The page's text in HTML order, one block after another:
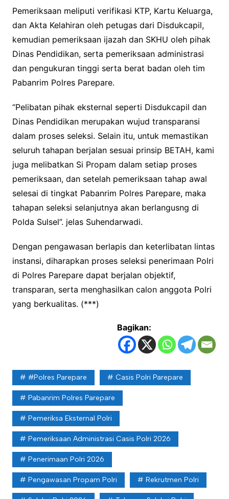
Pemeriksaan meliputi verifikasi KTP, Kartu Keluarga,
dan Akta Kelahiran oleh petugas dari Disdukcapil,
kemudian pemeriksaan ijazah dan SKHU oleh pihak
Dinas Pendidikan, serta pemeriksaan administrasi
dan pengukuran tinggi serta berat badan oleh tim
Pabanrim Polres Parepare.
“Pelibatan pihak eksternal seperti Disdukcapil dan
Dinas Pendidikan merupakan wujud transparansi
dalam proses seleksi. Selain itu, untuk memastikan
seluruh tahapan berjalan sesuai prinsip BETAH, kami
juga melibatkan Si Propam dalam setiap proses
pemeriksaan, dan setelah pemeriksaan tahap awal
selesai di tingkat Pabanrim Polres Parepare, maka
tahapan seleksi selanjutnya akan berlangusng di
Polda Sulsel”. jelas Suhendarwadi.
Dengan pengawasan berlapis dan keterlibatan lintas
instansi, diharapkan proses seleksi penerimaan Polri
di Polres Parepare dapat berjalan objektif,
transparan, serta menghasilkan calon anggota Polri
yang berkualitas. (***)
Bagikan:
#Polres Parepare Casis Polri Parepare
Pabanrim Polres Parepare
Pemeriksa Eksternal Polri
Pemeriksaan Administrasi Casis Polri 2026
Penerimaan Polri 2026
Pengawasan Propam Polri Rekrutmen Polri